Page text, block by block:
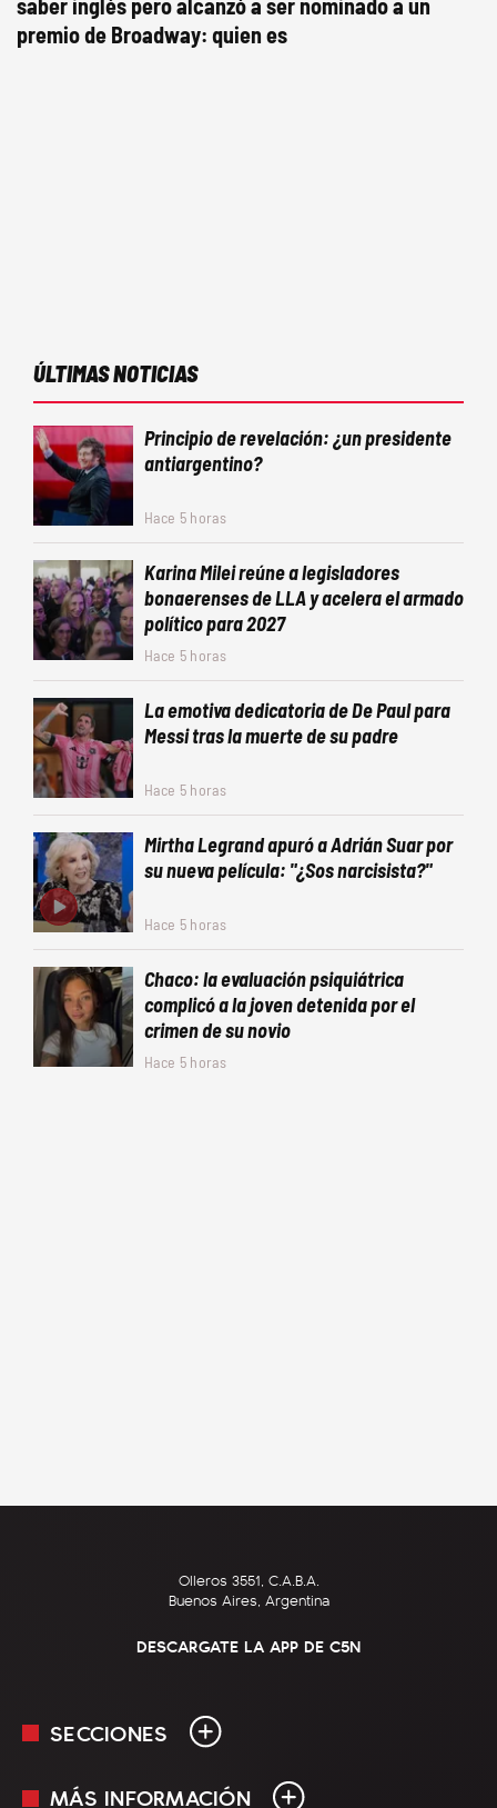
saber inglés pero alcanzó a ser nominado a un
premio de Broadway: quien es
ÚLTIMAS NOTICIAS
Principio de revelación: ¿un presidente
antiargentino?
Hace 5 horas
Karina Milei reúne a legisladores
bonaerenses de LLA y acelera el armado
político para 2027
Hace 5 horas
La emotiva dedicatoria de De Paul para
Messi tras la muerte de su padre
Hace 5 horas
Mirtha Legrand apuró a Adrián Suar por
su nueva película: "¿Sos narcisista?"
Hace 5 horas
Chaco: la evaluación psiquiátrica
complicó a la joven detenida por el
crimen de su novio
Hace 5 horas
Olleros 3551, C.A.B.A.
Buenos Aires, Argentina
DESCARGATE LA APP DE C5N
SECCIONES
En Vivo
MÁS INFORMACIÓN